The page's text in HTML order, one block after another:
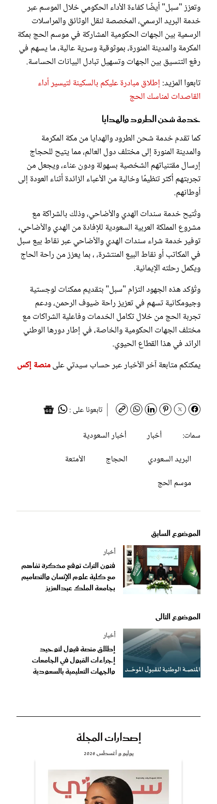
وتعزز "سبل" أيضًا كفاءة الأداء الحكومي خلال الموسم عبر
خدمة البريد الرسمي، المخصصة لنقل الوثائق والمراسلات
الرسمية بين الجهات الحكومية المشاركة في موسم الحج بمكة
المكرمة والمدينة المنورة، بموثوقية وسرية عالية، ما يسهم في
رفع التنسيق بين الجهات وتسهيل تبادل البيانات الحساسة.
تابعوا المزيد: إطلاق مبادرة عليكم بالسكينة لتيسير أداء
القاصدات لمناسك الحج
خدمة شحن الطرود والهدايا
كما تقدم خدمة شحن الطرود والهدايا من مكة المكرمة
والمدينة المنورة إلى مختلف دول العالم، مما يتيح للحجاج
إرسال مقتنياتهم الشخصية بسهولة ودون عناء، ويجعل من
تجربتهم أكثر تنظيمًا وخالية من الأعباء الزائدة أثناء العودة إلى
أوطانهم.
وتُتيح خدمة سندات الهدي والأضاحي، وذلك بالشراكة مع
مشروع المملكة العربية السعودية للإفادة من الهدي والأضاحي،
توفير خدمة شراء سندات الهدي والأضاحي عبر نقاط بيع سبل
في المكاتب أو نقاط البيع المنتشرة، ، بما يعزز من راحة الحاج
ويكمل رحلته الإيمانية.
وتُؤكد هذه الجهود التزام "سبل" بتقديم ممكنات لوجستية
وجيومكانية تسهم في تعزيز راحة ضيوف الرحمن، ودعم
تجربة الحج من خلال تكامل الخدمات وفاعلية الشراكات مع
مختلف الجهات الحكومية والخاصة، في إطار دورها الوطني
الرائد في هذا القطاع الحيوي.
يمكنكم متابعة آخر الأخبار عبر حساب سيدتي علىمنصة إكس
تابعونا على :
سمات:
أخبار
أخبار السعودية
البريد السعودي
الحجاج
الأمتعة
موسم الحج
الموضوع السابق
أخبار
فنون التراث توقع مذكرة تفاهم
مع كلية علوم الإنسان والتصاميم
بجامعة الملك عبدالعزيز
الموضوع التالى
أخبار
إطلاق منصة قبول لتوحيد
إجراءات القبول في الجامعات
والجهات التعليمية بالسعودية
إصدارات المجلة
يوليو و أغسطس 2026